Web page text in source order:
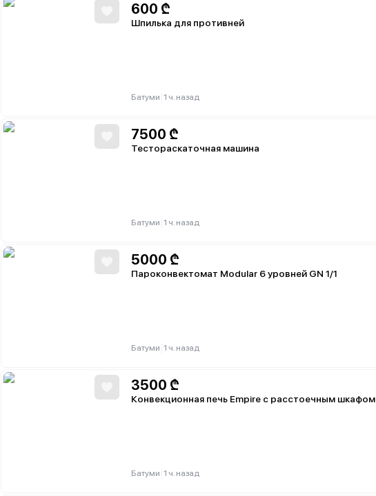
600 ₾
Шпилька для противней
Батуми 1 ч. назад
7500 ₾
Тестораскаточная машина
Батуми 1 ч. назад
5000 ₾
Пароконвектомат Modular 6 уровней GN 1/1
Батуми 1 ч. назад
3500 ₾
Конвекционная печь Empire с расстоечным шкафом
Батуми 1 ч. назад